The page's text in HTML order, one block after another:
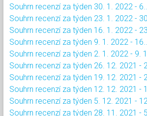
Souhrn recenzí za týden 30. 1. 2022 - 6....
Souhrn recenzí za týden 23. 1. 2022 -
Souhrn recenzí za týden 16. 1. 2022 -
Souhrn recenzí za týden 9. 1. 2022 - 16....
Souhrn recenzí za týden 2. 1. 2022 - 9.
Souhrn recenzí za týden 26. 12. 2021 -
Souhrn recenzí za týden 19. 12. 2021 -
Souhrn recenzí za týden 12. 12. 2021 -
Souhrn recenzí za týden 5. 12. 2021 -
Souhrn recenzí za týden 28. 11. 2021 -